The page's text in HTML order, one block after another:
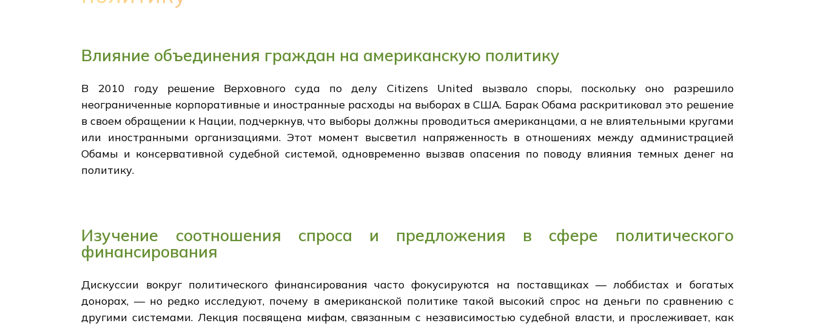
Влияние объединения граждан на американскую политику
В 2010 году решение Верховного суда по делу Citizens United вызвало споры, поскольку оно разрешило
неограниченные корпоративные и иностранные расходы на выборах в США. Барак Обама раскритиковал это решение
в своем обращении к Нации, подчеркнув, что выборы должны проводиться американцами, а не влиятельными кругами
или иностранными организациями. Этот момент высветил напряженность в отношениях между администрацией
Обамы и консервативной судебной системой, одновременно вызвав опасения по поводу влияния темных денег на
политику.
Изучение соотношения спроса и предложения в сфере политического
финансирования
Дискуссии вокруг политического финансирования часто фокусируются на поставщиках — лоббистах и богатых
донорах, — но редко исследуют, почему в американской политике такой высокий спрос на деньги по сравнению с
другими системами. Лекция посвящена мифам, связанным с независимостью судебной власти, и прослеживает, как